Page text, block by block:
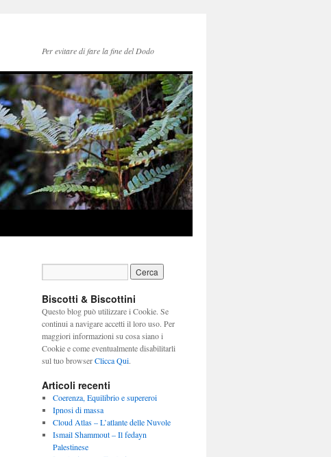
Per evitare di fare la fine del Dodo
Biscotti & Biscottini
Questo blog può utilizzare i Cookie. Se
continui a navigare accetti il loro uso. Per
maggiori informazioni su cosa siano i
Cookie e come eventualmente disabilitarli
sul tuo browserClicca Qui.
Articoli recenti
Coerenza, Equilibrio e supereroi
Ipnosi di massa
Cloud Atlas – L’atlante delle Nuvole
Ismail Shammout – Il fedayn
Palestinese